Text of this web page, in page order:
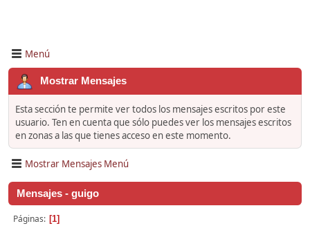
Menú
Mostrar Mensajes
Esta sección te permite ver todos los mensajes escritos por este
usuario. Ten en cuenta que sólo puedes ver los mensajes escritos
en zonas a las que tienes acceso en este momento.
Mostrar Mensajes Menú
Mensajes - guigo
Páginas 1